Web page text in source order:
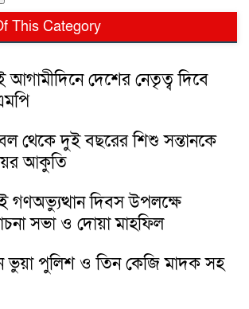
This Category
আগামীদিনে দেশের নেতৃত্ব দিবে
থেকে দুই বছরের শিশু সন্তানকে
আকুতি
গণঅভ্যুত্থান দিবস উপলক্ষে
সভা ও দোয়া মাহফিল
পুলিশ ও তিন কেজি মাদক সহ